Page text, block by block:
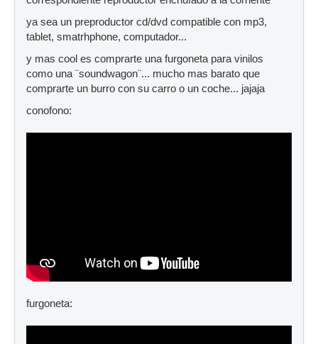
ya sea un preproductor cd/dvd compatible con mp3,
tablet, smatrhphone, computador...
y mas cool es comprarte una furgoneta para vinilos
como una ¨soundwagon¨... mucho mas barato que
comprarte un burro con su carro o un coche... jajaja
conofono:
furgoneta: